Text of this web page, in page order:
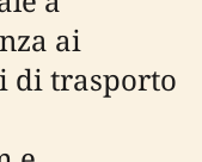
ai
di trasporto